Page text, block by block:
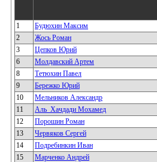
1
Будюхин Максим
2
Жось Роман
3
Цепков Юрий
6
Молдавский Артем
8
Тетюхин Павел
9
Бережко Юрий
10
Мельников Александр
11
Аль_Хачдади Мохамед
12
Порошин Роман
13
Червяков Сергей
14
Подребинкин Иван
15
Марченко Андрей